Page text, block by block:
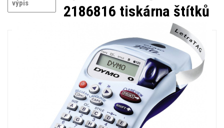
výpis
2186816 tiskárna štítků